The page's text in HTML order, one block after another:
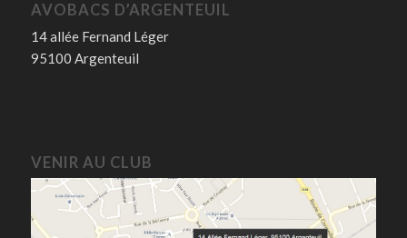
AVOBACS D’ARGENTEUIL
14 allée Fernand Léger
95100 Argenteuil
VENIR AU CLUB